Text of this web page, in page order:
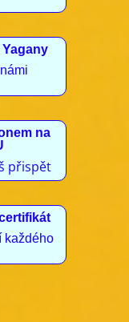
na
přispět
každého